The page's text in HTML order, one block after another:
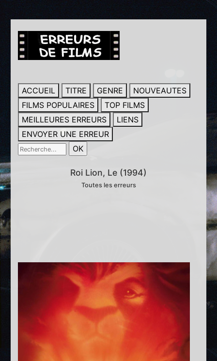
ACCUEIL TITRE GENRE
NOUVEAUTES
FILMS POPULAIRES
TOP FILMS
MEILLEURES ERREURS
LIENS
ENVOYER UNE ERREUR
Roi Lion, Le (1994)
Toutes les erreurs